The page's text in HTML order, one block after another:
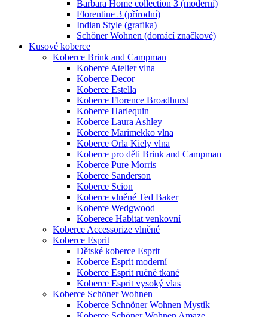
Barbara Home collection 3 (moderní)
Florentine 3 (přírodní)
Indian Style (grafika)
Schöner Wohnen (domácí značkové)
Kusové koberce
Koberce Brink and Campman
Koberce Atelier vlna
Koberce Decor
Koberce Estella
Koberce Florence Broadhurst
Koberce Harlequin
Koberce Laura Ashley
Koberce Marimekko vlna
Koberce Orla Kiely vlna
Koberce pro děti Brink and Campman
Koberce Pure Morris
Koberce Sanderson
Koberce Scion
Koberce vlněné Ted Baker
Koberce Wedgwood
Koberece Habitat venkovní
Koberce Accessorize vlněné
Koberce Esprit
Dětské koberce Esprit
Koberce Esprit moderní
Koberce Esprit ručně tkané
Koberce Esprit vysoký vlas
Koberce Schöner Wohnen
Koberce Schnöner Wohnen Mystik